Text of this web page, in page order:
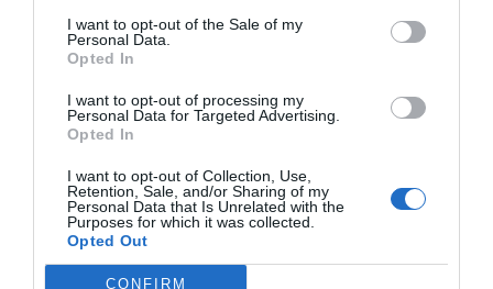
I want to opt-out of the Sale of my
Personal Data.
Opted In
I want to opt-out of processing my
Personal Data for Targeted Advertising.
Opted In
I want to opt-out of Collection, Use,
Retention, Sale, and/or Sharing of my
Personal Data that Is Unrelated with the
Purposes for which it was collected.
Opted Out
CONFIRM
que respecta al local de la farmacia, ya que
en la
declaración censal de cada farmacia será
estrictamente necesario definir de forma detallada
el local donde se desarrollará dicha actividad. Es decir,
que Hacienda saberlo… lo sabe, pero si cuela, pues un
Moraleja
Chequea cada año en tu declaración de la renta que el
local de tu propiedad donde desarrollas la actividad de